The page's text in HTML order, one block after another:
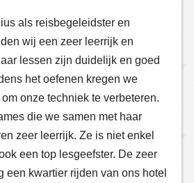
als reisbegeleidster en
wij een zeer leerrijk en
lessen zijn duidelijk en goed
het oefenen kregen we
onze techniek te verbeteren.
die we samen met haar
zeer leerrijk. Ze is niet enkel
een top lesgeefster. De zeer
een kwartier rijden van ons hotel